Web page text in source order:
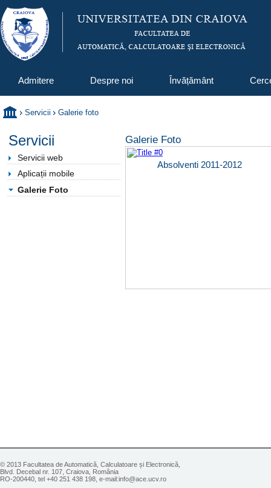
Admitere Despre noi Învățământ
Servicii Galerie foto
Servicii
Servicii web
Aplicații mobile
Galerie Foto
Galerie Foto
Absolventi 2011-2012
© 2013 Facultatea de Automatică, Calculatoare și Electronică,
Blvd. Decebal nr. 107, Craiova, România
RO-200440, tel +40 251 438 198, e-mail:info@ace.ucv.ro